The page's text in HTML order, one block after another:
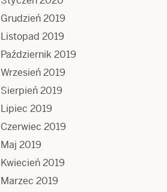
Grudzień 2019
Listopad 2019
Październik 2019
Wrzesień 2019
Sierpień 2019
Lipiec 2019
Czerwiec 2019
Maj 2019
Kwiecień 2019
Marzec 2019